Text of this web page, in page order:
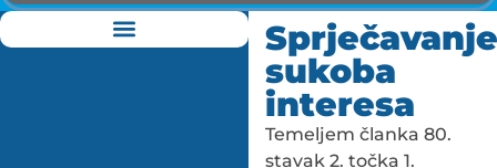
Sprječavanje
sukoba
interesa
Temeljem članka 80.
stavak 2. točka 1.